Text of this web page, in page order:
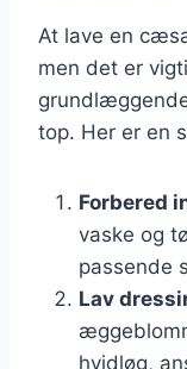
At lave en
men det er
top. Her er en
Forbered
vaske og
passende
Lav
hvidløg,